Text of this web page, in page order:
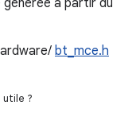
à partir du
bt_mce.h
utile ?